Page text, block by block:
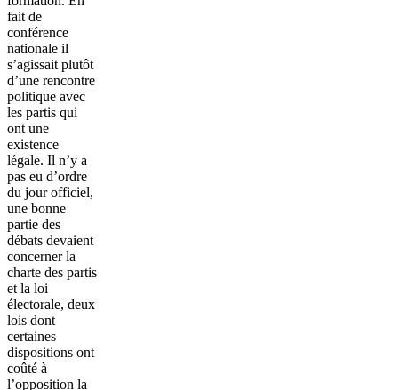
fait de
conférence
nationale il
s’agissait plutôt
d’une rencontre
politique avec
les partis qui
ont une
existence
légale. Il n’y a
pas eu d’ordre
du jour officiel,
une bonne
partie des
débats devaient
concerner la
charte des partis
et la loi
électorale, deux
lois dont
certaines
dispositions ont
coûté à
l’opposition la